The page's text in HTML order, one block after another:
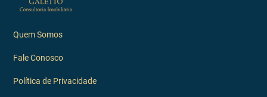
Quem Somos
Fale Conosco
Política de Privacidade